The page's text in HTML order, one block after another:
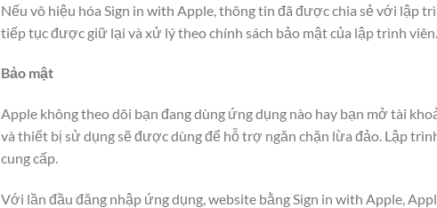
Nếu vô hiệu hóa Sign in with Apple, thông tin đã được chia sẻ với lập
tiếp tục được giữ lại và xử lý theo chính sách bảo mật của lập trình viên.
Bảo mật
Apple không theo dõi bạn đang dùng ứng dụng nào hay bạn mở tài
và thiết bị sử dụng sẽ được dùng để hỗ trợ ngăn chặn lừa đảo. Lập
cung cấp.
Với lần đầu đăng nhập ứng dụng, website bằng Sign in with Apple,